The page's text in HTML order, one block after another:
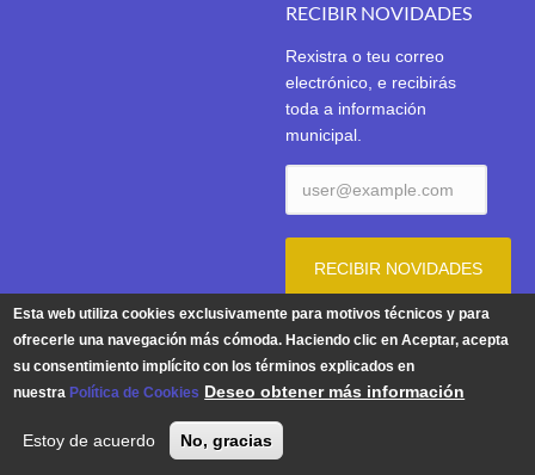
RECIBIR NOVIDADES
Rexistra o teu correo
electrónico, e recibirás
toda a información
municipal.
Aviso Legal |Política de Privacidade|Política de Cookies
© 2026 | Concello de Tui. Praza do Concello 1. 36700 TUI -
Teléfono: 986 603 625
Esta web utiliza cookies exclusivamente para motivos técnicos y para
ofrecerle una navegación más cómoda. Haciendo clic en Aceptar, acepta
su consentimiento implícito con los términos explicados en
nuestra Política de Cookies Deseo obtener más información
Estoy de acuerdo No, gracias